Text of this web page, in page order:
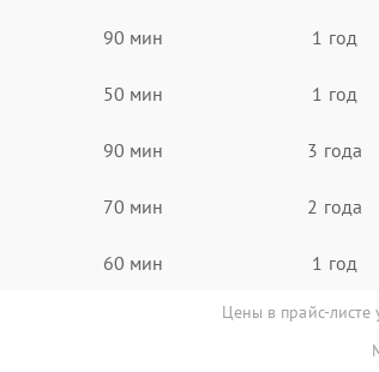
90 мин 1 год
50 мин 1 год
90 мин 3 года
70 мин 2 года
60 мин 1 год
Цены в прайс-листе